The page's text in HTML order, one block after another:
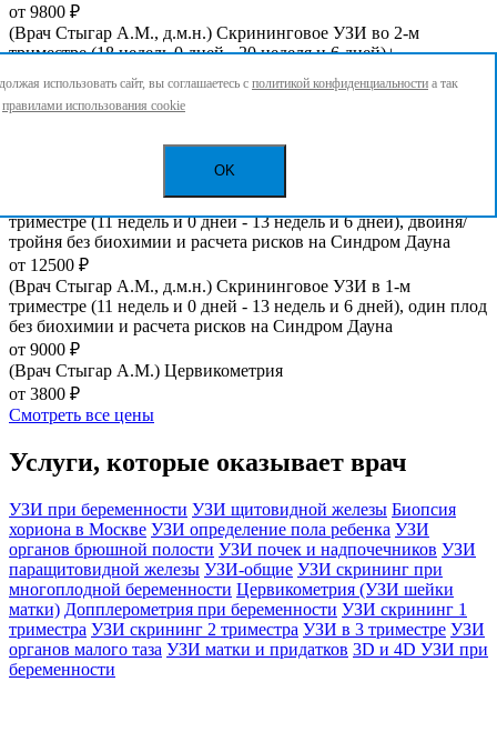
от 9800 ₽
(Врач Стыгар А.М., д.м.н.) Скрининговое УЗИ во 2-м
триместре (18 недель 0 дней - 20 неделя и 6 дней)+
(Врач Стыгар А.М., д.м.н.) Скрининговое УЗИ во 2-м
(Врач Стыгар А.М., д.м.н.) Скрининговое УЗИ в 1-м
триместре (11 недель и 0 дней - 13 недель и 6 дней), двойня/
тройня без биохимии и расчета рисков на Синдром Дауна
от 12500 ₽
(Врач Стыгар А.М., д.м.н.) Скрининговое УЗИ в 1-м
триместре (11 недель и 0 дней - 13 недель и 6 дней), один плод
без биохимии и расчета рисков на Синдром Дауна
от 9000 ₽
(Врач Стыгар А.М.) Цервикометрия
от 3800 ₽
Смотреть все цены
Услуги, которые оказывает врач
УЗИ при беременности УЗИ щитовидной железы Биопсия
хориона в Москве УЗИ определение пола ребенка УЗИ
органов брюшной полости УЗИ почек и надпочечников УЗИ
паращитовидной железы УЗИ-общие УЗИ скрининг при
многоплодной беременности Цервикометрия (УЗИ шейки
матки) Допплерометрия при беременности УЗИ скрининг 1
триместра УЗИ скрининг 2 триместра УЗИ в 3 триместре УЗИ
органов малого таза УЗИ матки и придатков 3D и 4D УЗИ при
беременности
использовать сайт, вы соглашаетесь с политикой конфиденциальности а так
правилами использования cookie
OK